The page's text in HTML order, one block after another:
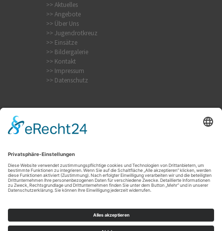
>> Aktuelles
>> Angebote
>> Über Uns
>> Jugendrotkreuz
>> Einsätze
>> Bildergalerie
>> Kontakt
>> Impressum
>> Datenschutz
Internistischer Notfall